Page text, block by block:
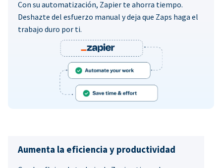
Con su automatización, Zapier te ahorra tiempo.
Deshazte del esfuerzo manual y deja que Zaps haga el
trabajo duro por ti.
Aumenta la eficiencia y productividad